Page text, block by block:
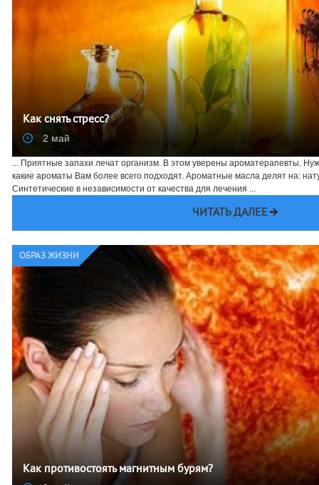
Как снять стресс?
2 май
... Приятные запахи лечат организм. В этом уверены ароматерапевты.
какие ароматы Вам более всего подходят. Ароматные масла делят на:
Синтетические в независимости от качества для лечения ...
ЧИТАТЬ ДАЛЕЕ
ОБРАЗ ЖИЗНИ
Как противостоять магнитным бурям?